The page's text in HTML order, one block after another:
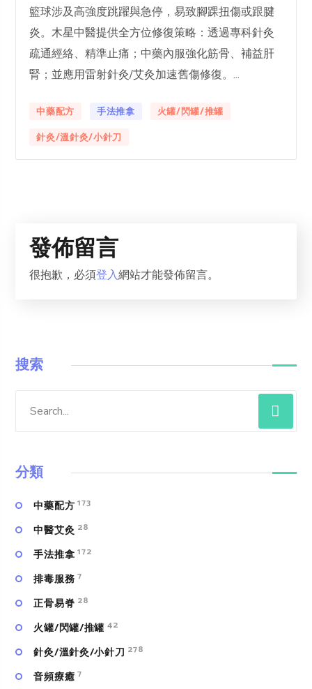
籃球涉及高強度跳躍與急停，易致腳踝扭傷或跟腱
炎。木星中醫提供全方位修復策略：透過專科針灸
疏通經絡、精準止痛；中藥內服強化筋骨、補益肝
腎；並應用雷射針灸/艾灸加速舊傷修復。...
中藥配方 手法推拿
火罐/閃罐/推罐
針灸/溫針灸/小針刀
發佈留言
很抱歉，必須登入網站才能發佈留言。
搜索
分類
中藥配方 173
中醫艾灸 28
手法推拿 172
排毒服務 7
正骨易脊 28
火罐/閃罐/推罐 42
針灸/溫針灸/小針刀 278
⾳頻療癒 7